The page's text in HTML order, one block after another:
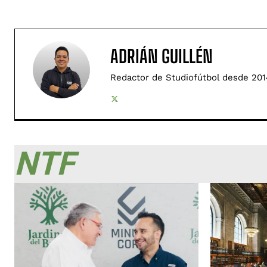
ADRIÁN GUILLÉN
Redactor de Studiofútbol desde
NTF